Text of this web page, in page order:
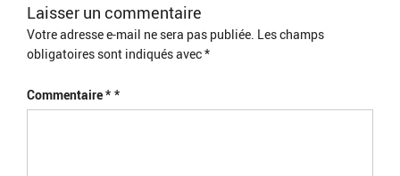
Laisser un commentaire
Votre adresse e-mail ne sera pas publiée. Les champs
obligatoires sont indiqués avec*
Commentaire*